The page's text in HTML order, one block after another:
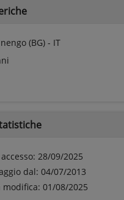
(BG) - IT
28/09/2025
dal: 04/07/2013
modifica: 01/08/2025